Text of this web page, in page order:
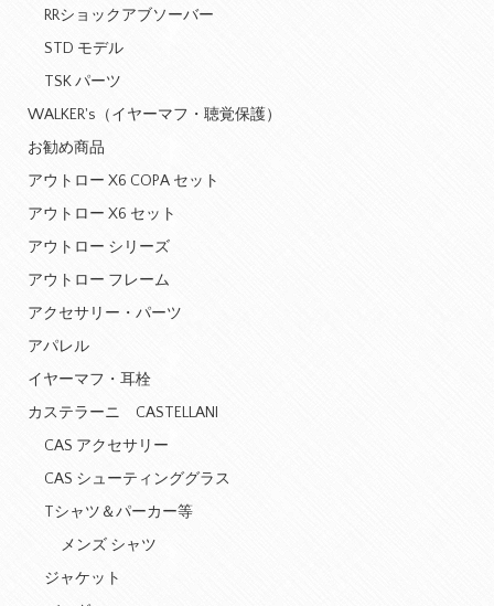
RRショックアブソーバー
STD モデル
TSK パーツ
WALKER's（イヤーマフ・聴覚保護）
お勧め商品
アウトロー X6 COPA セット
アウトロー X6 セット
アウトロー シリーズ
アウトロー フレーム
アクセサリー・パーツ
アパレル
イヤーマフ・耳栓
カステラーニ CASTELLANI
CAS アクセサリー
CAS シューティンググラス
Tシャツ＆パーカー等
メンズ シャツ
ジャケット